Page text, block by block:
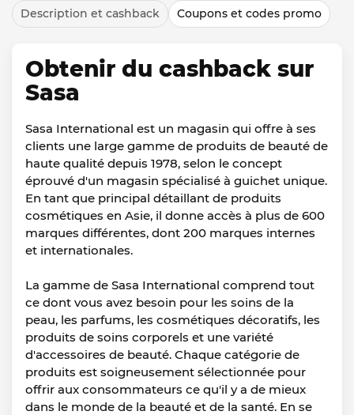
Description et cashback Coupons et codes promo
Obtenir du cashback sur
Sasa
Sasa International est un magasin qui offre à ses
clients une large gamme de produits de beauté de
haute qualité depuis 1978, selon le concept
éprouvé d'un magasin spécialisé à guichet unique.
En tant que principal détaillant de produits
cosmétiques en Asie, il donne accès à plus de 600
marques différentes, dont 200 marques internes
et internationales.
La gamme de Sasa International comprend tout
ce dont vous avez besoin pour les soins de la
peau, les parfums, les cosmétiques décoratifs, les
produits de soins corporels et une variété
d'accessoires de beauté. Chaque catégorie de
produits est soigneusement sélectionnée pour
offrir aux consommateurs ce qu'il y a de mieux
dans le monde de la beauté et de la santé. En se